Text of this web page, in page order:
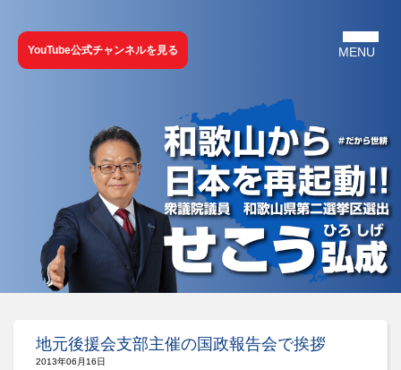
YouTube公式チャンネルを見る
地元後援会支部主催の国政報告会で挨拶
2013年06月16日